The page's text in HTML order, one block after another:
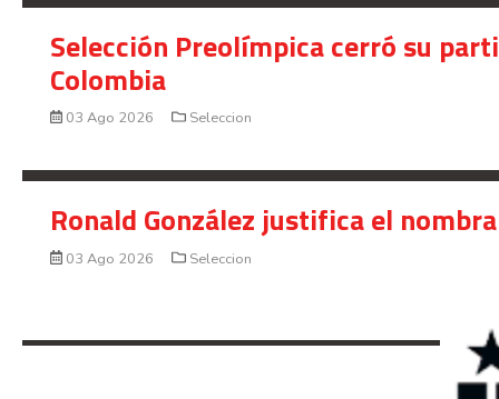
Selección Preolímpica cerró su
Colombia
03 Ago 2026 Seleccion
Ronald González justifica el
03 Ago 2026 Seleccion